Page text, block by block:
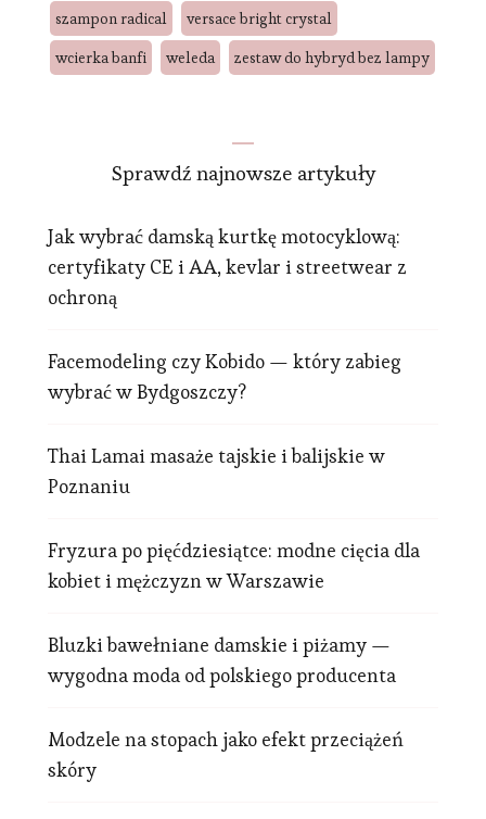
szampon radical
versace bright crystal
wcierka banfi
weleda zestaw do hybryd bez lampy
Sprawdź najnowsze artykuły
Jak wybrać damską kurtkę motocyklową:
certyfikaty CE i AA, kevlar i streetwear z
ochroną
Facemodeling czy Kobido — który zabieg
wybrać w Bydgoszczy?
Thai Lamai masaże tajskie i balijskie w
Poznaniu
Fryzura po pięćdziesiątce: modne cięcia dla
kobiet i mężczyzn w Warszawie
Bluzki bawełniane damskie i piżamy —
wygodna moda od polskiego producenta
Modzele na stopach jako efekt przeciążeń
skóry